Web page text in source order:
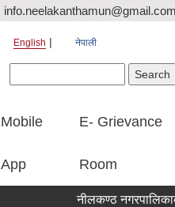
info.neelakanthamun@gmail.com
English नेपाली
Mobile
App
E- Grievance
Room
नीलकण्ठ नगरपालिकाको